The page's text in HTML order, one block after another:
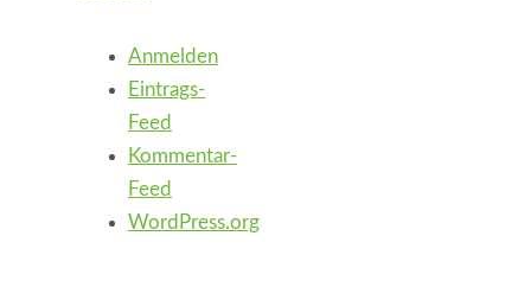
Anmelden
Eintrags-
Feed
Kommentar-
Feed
WordPress.org